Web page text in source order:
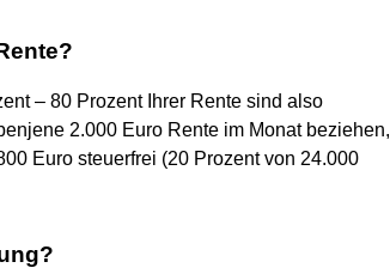
– 80 Prozent Ihrer Rente sind also
2.000 Euro Rente im Monat beziehen,
Euro steuerfrei (20 Prozent von 24.000